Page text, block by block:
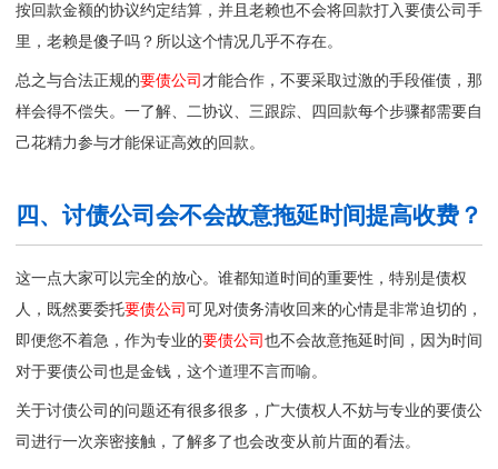
按回款金额的协议约定结算，并且老赖也不会将回款打入要债公司手
里，老赖是傻子吗？所以这个情况几乎不存在。
总之与合法正规的要债公司 才能合作，不要采取过激的手段催债，那
样会得不偿失。一了解、二协议、三跟踪、四回款每个步骤都需要自
己花精力参与才能保证高效的回款。
四、讨债公司会不会故意拖延时间提高收费？
这一点大家可以完全的放心。谁都知道时间的重要性，特别是债权
人，既然要委托要债公司可见对债务清收回来的心情是非常迫切的，
即便您不着急，作为专业的要债公司也不会故意拖延时间，因为时间
对于要债公司也是金钱，这个道理不言而喻。
关于讨债公司的问题还有很多很多，广大债权人不妨与专业的要债公
司进行一次亲密接触，了解多了也会改变从前片面的看法。